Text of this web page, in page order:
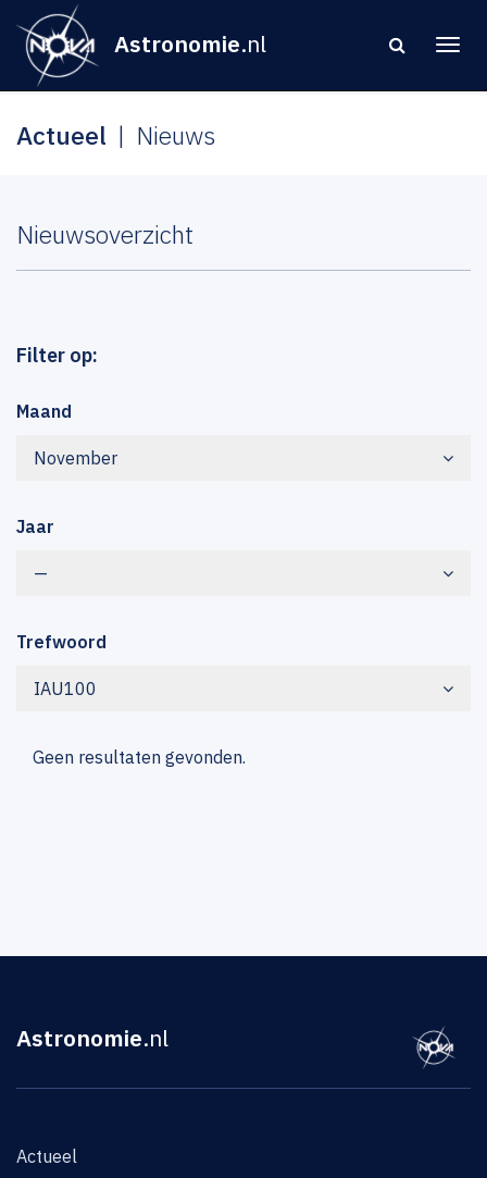
Astronomie.nl
Actueel Nieuws
Nieuwsoverzicht
Filter op:
Maand
November
Jaar
—
Trefwoord
IAU100
Geen resultaten gevonden.
Astronomie.nl
Actueel